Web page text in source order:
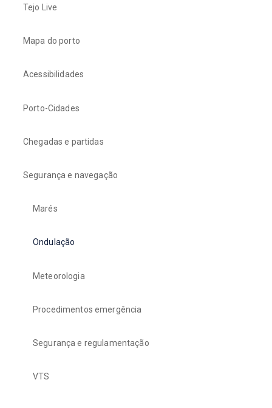
Tejo Live
Mapa do porto
Acessibilidades
Porto-Cidades
Chegadas e partidas
Segurança e navegação
Marés
Ondulação
Meteorologia
Procedimentos emergência
Segurança e regulamentação
VTS